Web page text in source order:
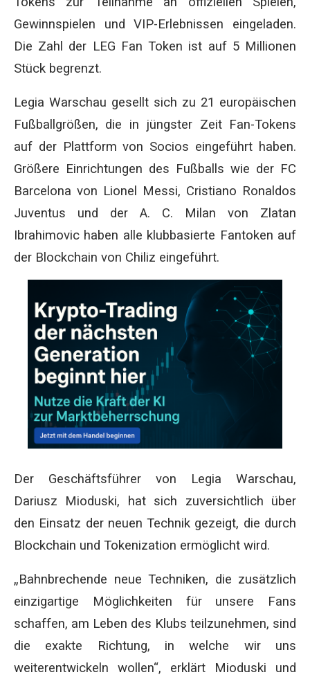
Gewinnspielen und VIP-Erlebnissen eingeladen.
Die Zahl der LEG Fan Token ist auf 5 Millionen
Stück begrenzt.
Legia Warschau gesellt sich zu 21 europäischen
Fußballgrößen, die in jüngster Zeit Fan-Tokens
auf der Plattform von Socios eingeführt haben.
Größere Einrichtungen des Fußballs wie der FC
Barcelona von Lionel Messi, Cristiano Ronaldos
Juventus und der A. C. Milan von Zlatan
Ibrahimovic haben alle klubbasierte Fantoken auf
der Blockchain von Chiliz eingeführt.
Der Geschäftsführer von Legia Warschau,
Dariusz Mioduski, hat sich zuversichtlich über
den Einsatz der neuen Technik gezeigt, die durch
Blockchain und Tokenization ermöglicht wird.
„Bahnbrechende neue Techniken, die zusätzlich
einzigartige Möglichkeiten für unsere Fans
schaffen, am Leben des Klubs teilzunehmen, sind
die exakte Richtung, in welche wir uns
weiterentwickeln wollen“, erklärt Mioduski und